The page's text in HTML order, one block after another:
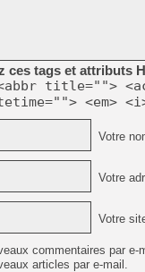
ces tags et attributs
title="">
<em>
Votre
Votre
Votre
commentaires par e-
articles par e-mail.